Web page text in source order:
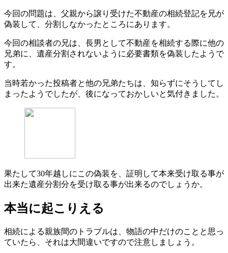
今回の問題は、父親から譲り受けた不動産の相続登記を兄が
偽装して、分割しなかったところにあります。
今回の相談者の兄は、長男として不動産を相続する際に他の
兄弟に、遺産分割されないように必要書類を偽装したようで
す。
当時若かった投稿者と他の兄弟たちは、知らずにそうしてし
まったようでしたが、後になっておかしいと気付きました。
果たして30年越しにこの偽装を、証明して本来受け取る事が
出来た遺産分割分を受け取る事が出来るのでしょうか。
本当に起こりえる
相続による親族間のトラブルは、物語の中だけのことと思っ
ていたら、それは大間違いですので注意しましょう。